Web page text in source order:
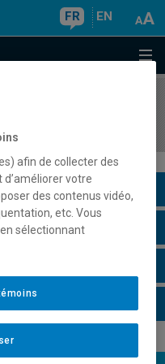
FR EN
afin de collecter des
votre
des contenus vidéo,
etc. Vous
sélectionnant